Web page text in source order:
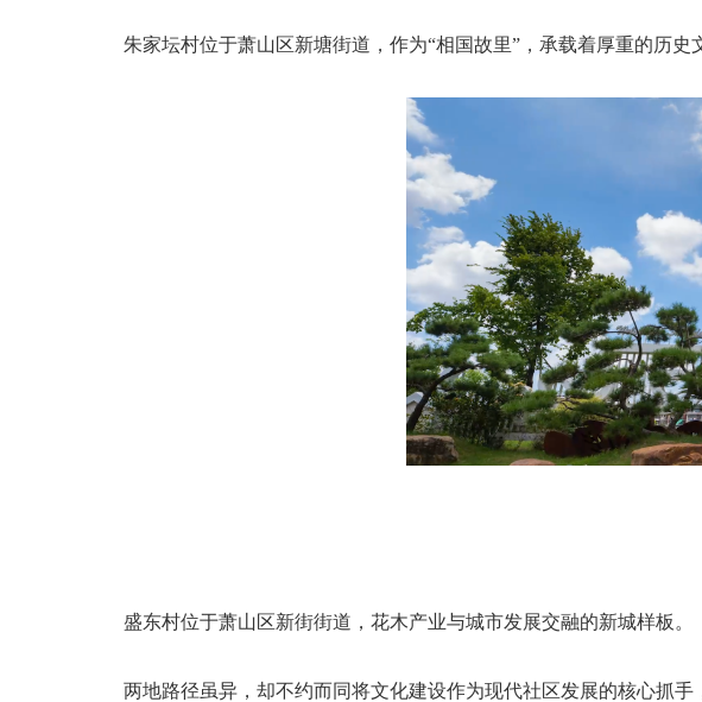
朱家坛村位于萧山区新塘街道，作为“相国故里”，承载着厚重的历史
盛东村位于萧山区新街街道，花木产业与城市发展交融的新城样板。
两地路径虽异，却不约而同将文化建设作为现代社区发展的核心抓手